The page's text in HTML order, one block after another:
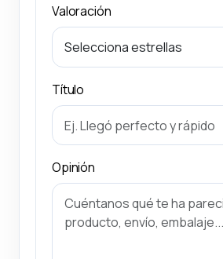
Valoración
Título
Opinión